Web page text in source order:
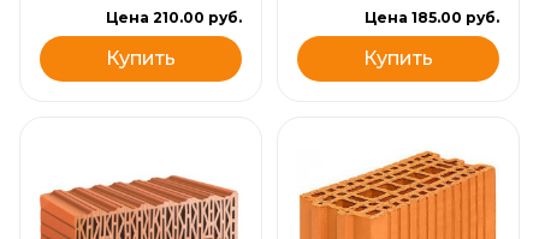
Цена 210.00 руб.
Купить
Цена 185.00 руб.
Купить